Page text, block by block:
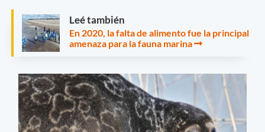
Leé también
En 2020, la falta de alimento fue la principal
amenaza para la fauna marina